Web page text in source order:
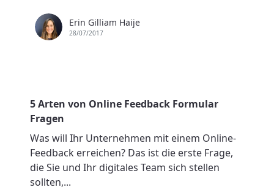
Erin Gilliam Haije
28/07/2017
5 Arten von Online Feedback Formular
Fragen
Was will Ihr Unternehmen mit einem Online-
Feedback erreichen? Das ist die erste Frage,
die Sie und Ihr digitales Team sich stellen
sollten,...